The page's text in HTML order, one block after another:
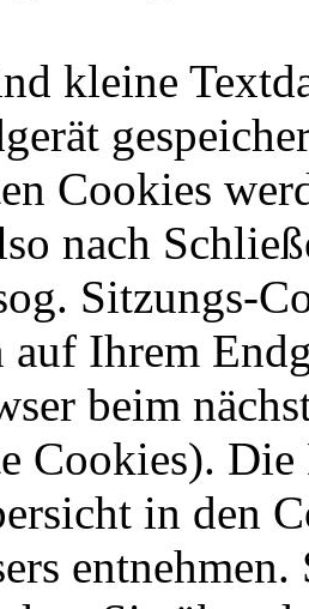
kleine
Cookies
nach
Sitzungs-
auf Ihrem
beim
Cookies).
in den